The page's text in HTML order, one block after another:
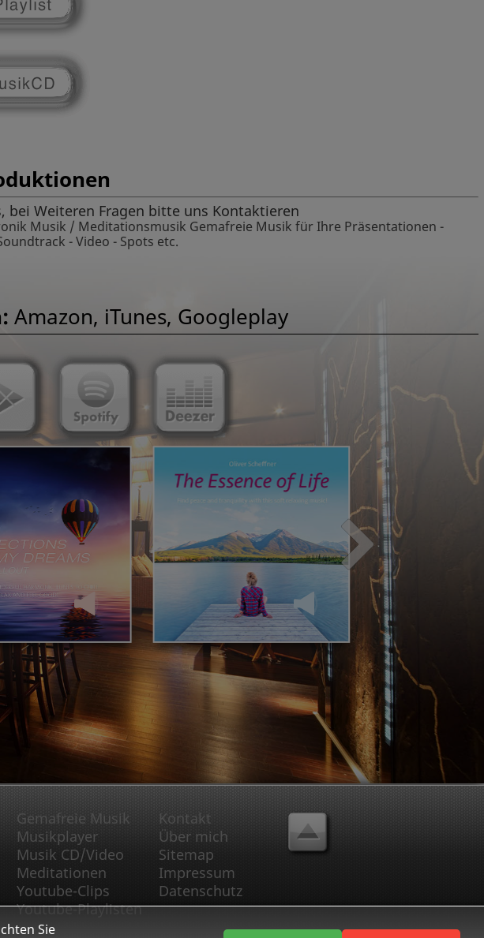
bei Weiteren Fragen bitte uns Kontaktieren
Musik / Meditationsmusik Gemafreie Musik für Ihre Präsentationen -
- Video - Spots etc.
Amazon, iTunes, Googleplay
Gemafreie Musik
Musikplayer
Musik CD/Video
Meditationen
Youtube-Clips
Youtube-Playlisten
Kontakt
Über mich
Sitemap
Impressum
Datenschutz
Sie